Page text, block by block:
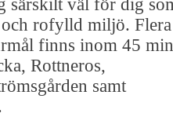
särskilt väl för dig
rofylld miljö. Flera
finns inom 45
Rottneros,
samt